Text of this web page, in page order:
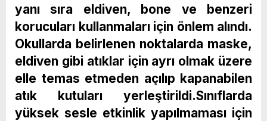
yanı sıra eldiven, bone ve benzeri
korucuları kullanmaları için önlem alındı.
Okullarda belirlenen noktalarda maske,
eldiven gibi atıklar için ayrı olmak üzere
elle temas etmeden açılıp kapanabilen
atık kutuları yerleştirildi.Sınıflarda
yüksek sesle etkinlik yapılmaması için